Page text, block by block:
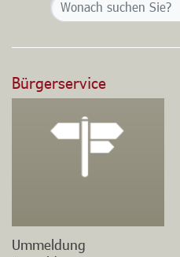
Bürgerservice